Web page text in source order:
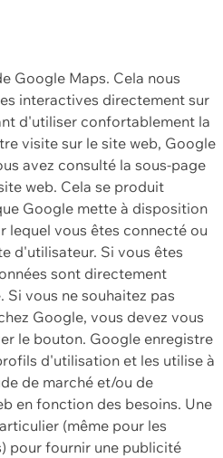
Google Maps. Cela nous
interactives directement sur
d'utiliser confortablement la
visite sur le site web, Google
avez consulté la sous-page
web. Cela se produit
Google mette à disposition
lequel vous êtes connecté ou
d'utilisateur. Si vous êtes
sont directement
vous ne souhaitez pas
Google, vous devez vous
le bouton. Google enregistre
d'utilisation et les utilise à
de marché et/ou de
en fonction des besoins. Une
(même pour les
pour fournir une publicité